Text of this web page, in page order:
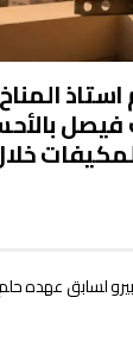
المناخ
لسابق عهده